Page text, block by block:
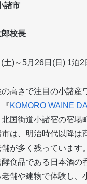
諸市
郎校長
土)～5月26日(日) 1泊2
高さで注目の小諸産
KOMORO WAINE
国街道小諸宿の宿場
は、明治時代以降は
が多く残っています。
食品である日本酒の
舗や建物で体験し、